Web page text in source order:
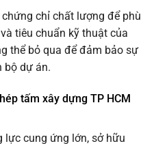
chỉ chất lượng để phù
tiêu chuẩn kỹ thuật của
thể bỏ qua để đảm bảo sự
bộ dự án.
tấm xây dựng TP HCM
lực cung ứng lớn, sở hữu